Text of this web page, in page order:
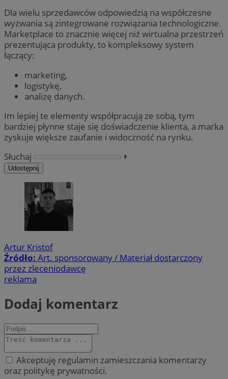
Dla wielu sprzedawców odpowiedzią na współczesne
wyzwania są zintegrowane rozwiązania technologiczne.
Marketplace to znacznie więcej niż wirtualna przestrzeń
prezentująca produkty, to kompleksowy system
łączący:
marketing,
logistykę,
analizę danych.
Im lepiej te elementy współpracują ze sobą, tym
bardziej płynne staje się doświadczenie klienta, a marka
zyskuje większe zaufanie i widoczność na rynku.
Słuchaj
⏵︎
Udostępnij
Artur Kristof
Źródło: Art. sponsorowany / Materiał dostarczony
przez zleceniodawcę
reklama
Dodaj komentarz
Akceptuję regulamin zamieszczania komentarzy
oraz politykę prywatności.